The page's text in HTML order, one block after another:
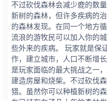
不过砍伐森林会减少鹿的数
新树的森林，但许多疾病的
的森林发现。在同一个地方
流浪的游牧民可以加入你的
些外来的疾病。 玩家就是保
作，建立城市，人口不断增
是玩家面临的最大挑战之一
建造房屋和烧柴。不过砍伐
猎。虽然你可以种植新树的